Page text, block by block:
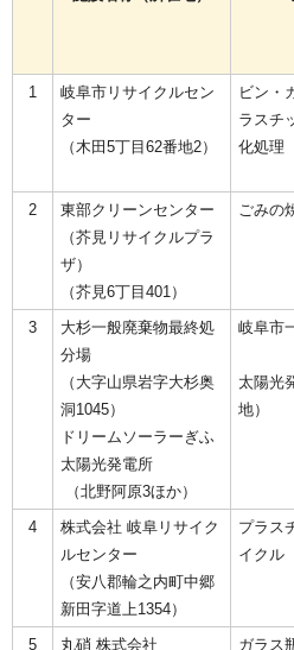
1
岐阜市リサイクルセン
ター
（木田5丁目62番地2）
ビン・
ラスチ
化処理
2
東部クリーンセンター
（芥見リサイクルプラ
ザ）
（芥見6丁目401）
ごみの
3
大杉一般廃棄物最終処
分場
（大字山県岩字大杉奥
洞1045）
ドリームソーラーぎふ
太陽光発電所
（北野阿原3ほか）
岐阜市
太陽光
地）
4
株式会社 岐阜リサイク
ルセンター
（安八郡輪之内町中郷
新田字道上1354）
プラス
イクル
5
丸硝 株式会社 ガラス